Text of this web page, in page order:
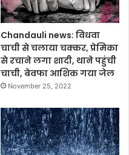
Chandauli news: विधवा
चाची से चलाया चक्कर, प्रेमिका
से रचाने लगा शादी, थाने पहुंची
चाची, बेवफा आशिक गया जेल
November 25, 2022